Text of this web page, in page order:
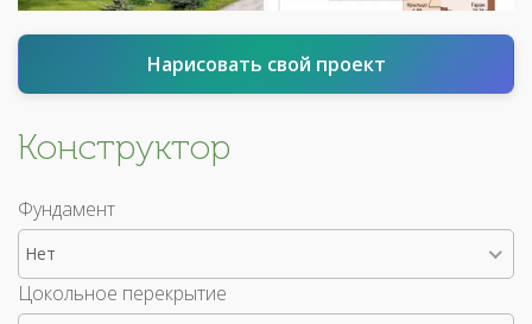
Нарисовать свой проект
Конструктор
Фундамент
Нет
Цокольное перекрытие